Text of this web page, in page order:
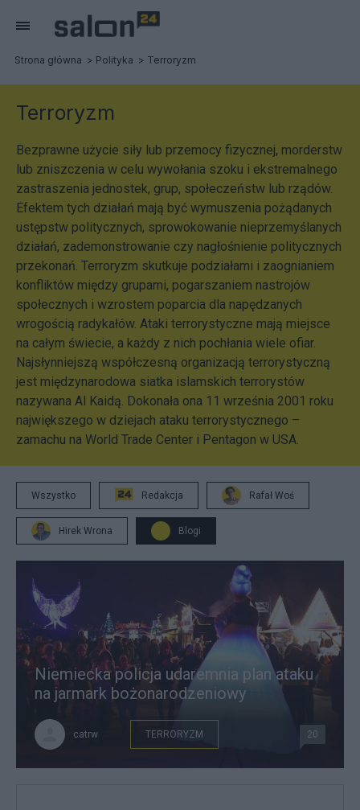
Strona główna Polityka Terroryzm
Terroryzm
Bezprawne użycie siły lub przemocy fizycznej, morderstw
lub zniszczenia w celu wywołania szoku i ekstremalnego
zastraszenia jednostek, grup, społeczeństw lub rządów.
Efektem tych działań mają być wymuszenia pożądanych
ustępstw politycznych, sprowokowanie nieprzemyślanych
działań, zademonstrowanie czy nagłośnienie politycznych
przekonań. Terroryzm skutkuje podziałami i zaognianiem
konfliktów między grupami, pogarszaniem nastrojów
społecznych i wzrostem poparcia dla napędzanych
wrogością radykałów. Ataki terrorystyczne mają miejsce
na całym świecie, a każdy z nich pochłania wiele ofiar.
Najsłynniejszą współczesną organizacją terrorystyczną
jest międzynarodowa siatka islamskich terrorystów
nazywana Al Kaidą. Dokonała ona 11 września 2001 roku
największego w dziejach ataku terrorystycznego –
zamachu na World Trade Center i Pentagon w USA.
Wszystko Redakcja Rafał Woś
Hirek Wrona Blogi
Niemiecka policja udaremnia plan ataku
na jarmark bożonarodzeniowy
catrw TERRORYZM 20